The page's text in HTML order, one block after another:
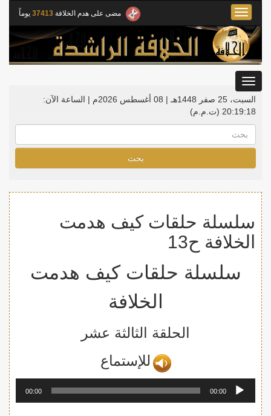
مضى على هدم الخلافة 37413 يوماً
Toggle
navigation
السبت، 25 صفر 1448هـ | 08 أغسطس 2026م |
الساعة الآن:
20:19:18 (ت.م.م)
بحث
سلسلة حلقات كيف هدمت
الخلافة ح13
سلسلة حلقات كيف هدمت
الخلافة
الحلقة الثالثة عشر
للإستماع
مشغل
00:00
00:00